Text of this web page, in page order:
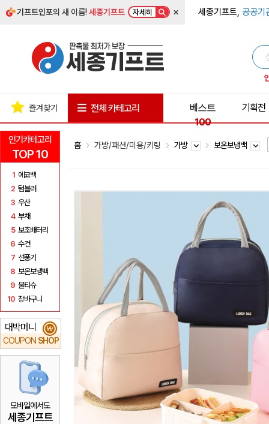
기프트인포의 새 이름!세종기프트 자세히 × 세종기프트, 공공기
인기카테고리
TOP 10
1 에코백
2 텀블러
3 우산
4 부채
5 보조배터리
6 수건
7 선풍기
8 보온보냉백
9 물티슈
10 장바구니
대박머니
COUPON SHOP
₩
모바일에서도
세종기프트
즐겨찾기 전체 카테고리
베스트
100
기획전
홈 가방/패션/미용/키링 가방 보온보냉백